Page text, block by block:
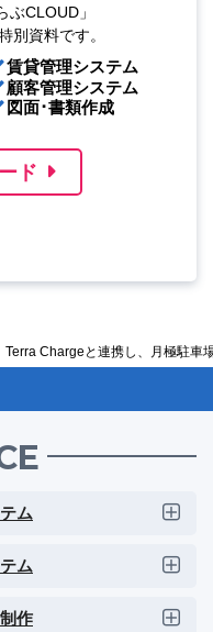
CLOUD」
別資料です。
賃貸管理システム
顧客管理システム
図面･書類作成
ド
Terra Chargeと連携し、月極駐
ム
ム
作